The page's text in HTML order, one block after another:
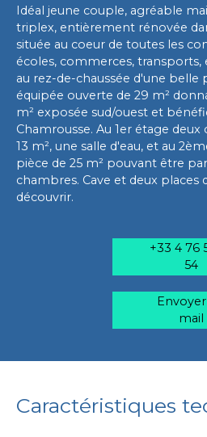
Idéal jeune couple, agréable
triplex, entièrement rénovée
située au coeur de toutes les
écoles, commerces, transports,
au rez-de-chaussée d'une belle
équipée ouverte de 29 m²
m² exposée sud/ouest et
Chamrousse. Au 1er étage
13 m², une salle d'eau, et au
pièce de 25 m² pouvant être
chambres. Cave et deux places
découvrir.
+33 4 76
54
mail
Caractéristiques